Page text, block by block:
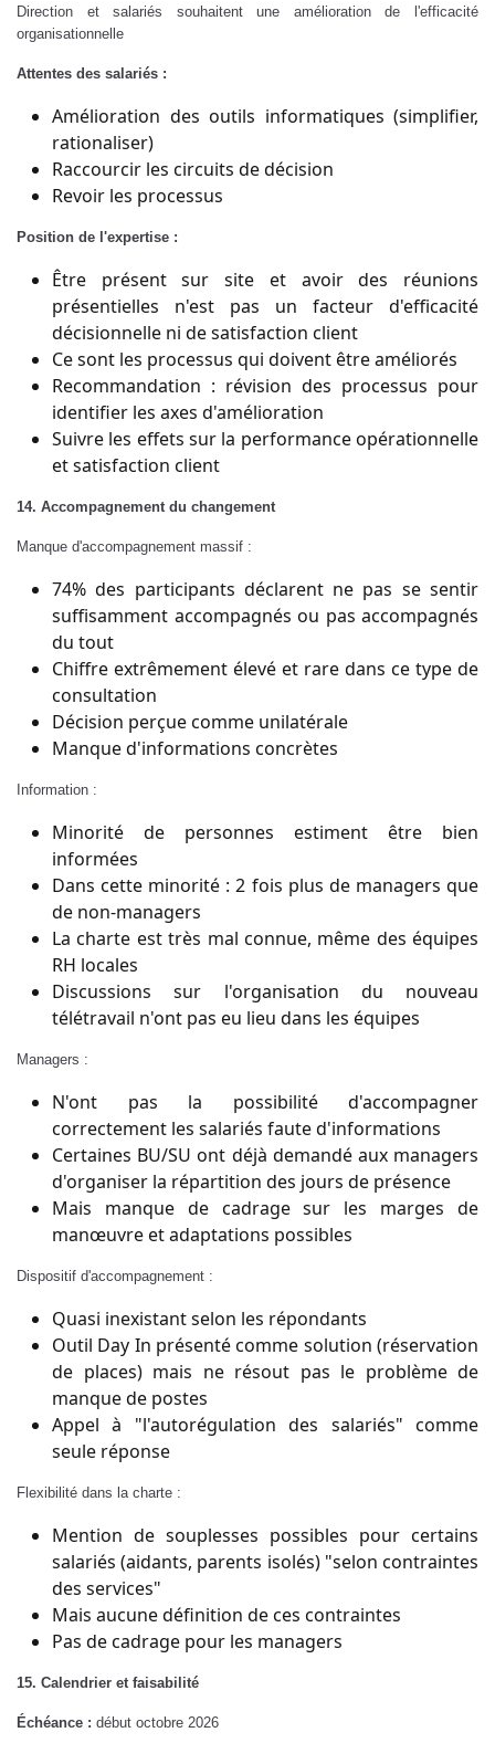
Direction et salariés souhaitent une amélioration de l'efficacité
organisationnelle
Attentes des salariés :
Amélioration des outils informatiques (simplifier,
rationaliser)
Raccourcir les circuits de décision
Revoir les processus
Position de l'expertise :
Être présent sur site et avoir des réunions
présentielles n'est pas un facteur d'efficacité
décisionnelle ni de satisfaction client
Ce sont les processus qui doivent être améliorés
Recommandation : révision des processus pour
identifier les axes d'amélioration
Suivre les effets sur la performance opérationnelle
et satisfaction client
14. Accompagnement du changement
Manque d'accompagnement massif :
74% des participants déclarent ne pas se sentir
suffisamment accompagnés ou pas accompagnés
du tout
Chiffre extrêmement élevé et rare dans ce type de
consultation
Décision perçue comme unilatérale
Manque d'informations concrètes
Information :
Minorité de personnes estiment être bien
informées
Dans cette minorité : 2 fois plus de managers que
de non-managers
La charte est très mal connue, même des équipes
RH locales
Discussions sur l'organisation du nouveau
télétravail n'ont pas eu lieu dans les équipes
Managers :
N'ont pas la possibilité d'accompagner
correctement les salariés faute d'informations
Certaines BU/SU ont déjà demandé aux managers
d'organiser la répartition des jours de présence
Mais manque de cadrage sur les marges de
manœuvre et adaptations possibles
Dispositif d'accompagnement :
Quasi inexistant selon les répondants
Outil Day In présenté comme solution (réservation
de places) mais ne résout pas le problème de
manque de postes
Appel à "l'autorégulation des salariés" comme
seule réponse
Flexibilité dans la charte :
Mention de souplesses possibles pour certains
salariés (aidants, parents isolés) "selon contraintes
des services"
Mais aucune définition de ces contraintes
Pas de cadrage pour les managers
15. Calendrier et faisabilité
Échéance : début octobre 2026